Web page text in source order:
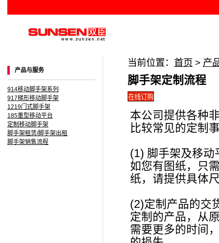
产品与服务
914移动脚手架系列
917梯形移动脚手架
1219门式脚手架
185重型移动平台
定制移动脚手架
脚手架租赁/脚手架出租
脚手架销售流程
当前位置： 首页 > 产
脚手架定制流程
本公司提供各种
比较常见的定制
(1) 脚手架及移动
如您有图纸，只
纸，请提供具体
(2)定制产品的交
定制的产品，从
需要更多的时间